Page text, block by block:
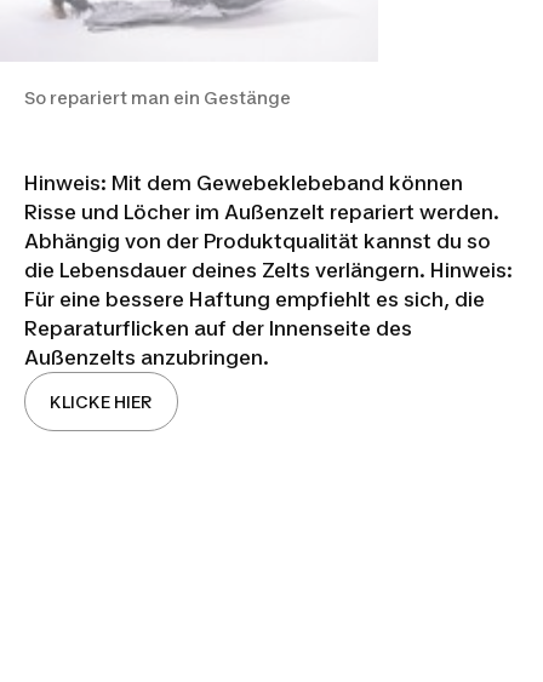
So repariert man ein Gestänge
Hinweis: Mit dem Gewebeklebeband können
Risse und Löcher im Außenzelt repariert werden.
Abhängig von der Produktqualität kannst du so
die Lebensdauer deines Zelts verlängern. Hinweis:
Für eine bessere Haftung empfiehlt es sich, die
Reparaturflicken auf der Innenseite des
Außenzelts anzubringen.
KLICKE HIER